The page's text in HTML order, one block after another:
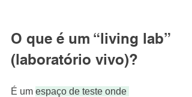
O que é um “living lab”
(laboratório vivo)?
É um espaço de teste onde